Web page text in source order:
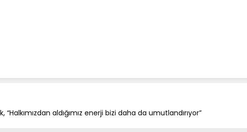
“Halkımızdan aldığımız enerji bizi daha da umutlandırıyor”